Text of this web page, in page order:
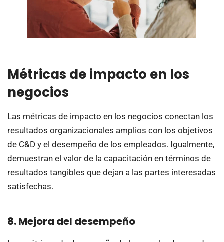
Métricas de impacto en los
negocios
Las métricas de impacto en los negocios conectan los
resultados organizacionales amplios con los objetivos
de C&D y el desempeño de los empleados. Igualmente,
demuestran el valor de la capacitación en términos de
resultados tangibles que dejan a las partes interesadas
satisfechas.
8. Mejora del desempeño